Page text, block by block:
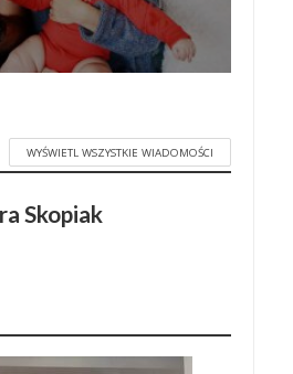
WYŚWIETL WSZYSTKIE WIADOMOŚCI
Skopiak